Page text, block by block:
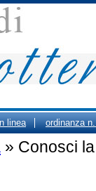
linea
ordinanza
- Gestione
» Conosci